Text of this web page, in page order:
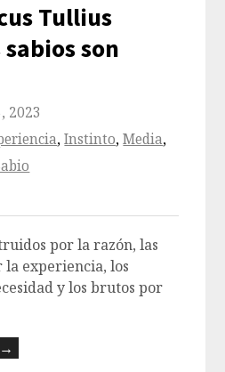
Tullius
sabios son
2023
,Instinto,Media,
por la razón, las
la experiencia, los
y los brutos por